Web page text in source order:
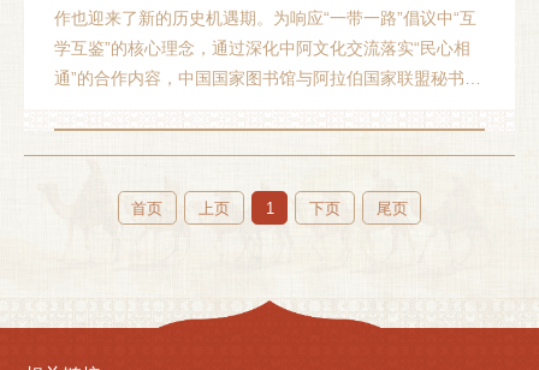
作也迎来了新的历史机遇期。为响应“一带一路”倡议中“互
学互鉴”的核心理念，通过深化中阿文化交流落实“民心相
通”的合作内容，中国国家图书馆与阿拉伯国家联盟秘书处
在图书馆和信息领域达成协议，共同开展中阿电子图书馆
首页 上页 1 下页 尾页